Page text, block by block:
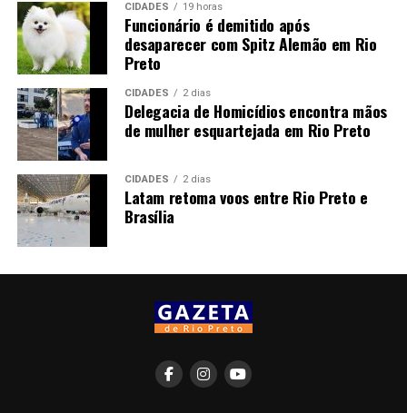
CIDADES 19 horas
Funcionário é demitido após
desaparecer com Spitz Alemão em Rio
Preto
CIDADES 2 dias
Delegacia de Homicídios encontra mãos
de mulher esquartejada em Rio Preto
CIDADES 2 dias
Latam retoma voos entre Rio Preto e
Brasília